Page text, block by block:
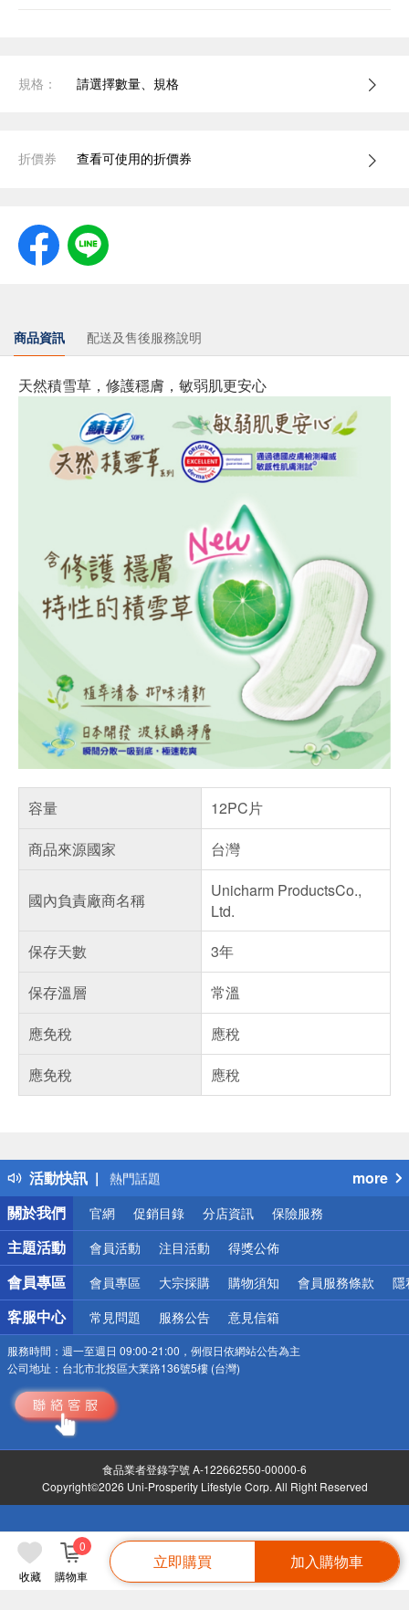
收藏 購物車
0
立即購買 加入購物車
規格： 請選擇數量、規格
折價券 查看可使用的折價券
商品資訊 配送及售後服務說明
天然積雪草，修護穩膚，敏弱肌更安心
容量
12PC片
商品來源國家
台灣
國內負責廠商名稱
Unicharm ProductsCo.,
Ltd.
保存天數
3年
保存溫層
常溫
應免稅
應稅
應免稅
應稅
活動快訊
得獎公告
熱門話題
銀行優惠
偏遠地區配送
詐騙網頁！請小心！
more
關於我們
官網 促銷目錄 分店資訊 保險服務
主題活動 會員活動 注目活動 得獎公佈
會員專區 會員專區 大宗採購 購物須知 會員服務條款 隱
客服中心 常見問題 服務公告 意見信箱
服務時間： 週一至週日 09:00-21:00，例假日依網站公告為主
公司地址： 台北市北投區大業路136號5樓 (台灣)
食品業者登錄字號 A-122662550-00000-6
Copyright©2026 Uni-Prosperity Lifestyle Corp. All Right Reserved